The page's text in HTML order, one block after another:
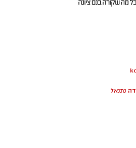
נתנאל